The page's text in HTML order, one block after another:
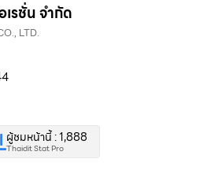
รชั่น จำกัด
LTD.
ผู้ชมหน้านี้ : 1,888
Thaidit Stat Pro